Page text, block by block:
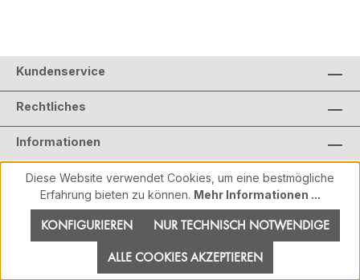
Kundenservice
Rechtliches
Informationen
Diese Website verwendet Cookies, um eine bestmögliche
Erfahrung bieten zu können. Mehr Informationen ...
NUR TECHNISCH NOTWENDIGE
KONFIGURIEREN
ALLE COOKIES AKZEPTIEREN